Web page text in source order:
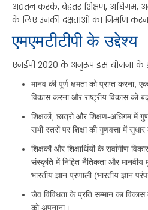
अद्यतन करके, बेहतर शिक्षण,
के लिए उनकी दक्षताओं का निर्माण
एमएमटीटीपी के उद्देश्य
एनईपी 2020 के अनुरूप इस योजना के
मानव की पूर्ण क्षमता को प्राप्त करना,
विकास करना और राष्ट्रीय विकास को
शिक्षकों, छात्रों और शिक्षण-अधिगम में
सभी स्तरों पर शिक्षा की गुणवत्ता में
शिक्षकों और शिक्षार्थियों के सर्वांगीण
संस्कृति में निहित नैतिकता और मानवीय
भारतीय ज्ञान प्रणाली (भारतीय ज्ञान
जैव विविधता के प्रति सम्मान का
को अपनाना।